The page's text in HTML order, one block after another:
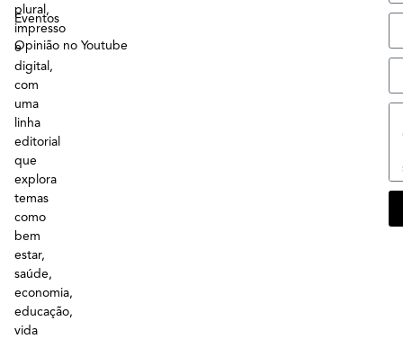
plural,
impresso
e
digital,
com
uma
linha
editorial
que
explora
temas
como
bem
estar,
saúde,
economia,
educação,
vida
Eventos
Opinião no Youtube